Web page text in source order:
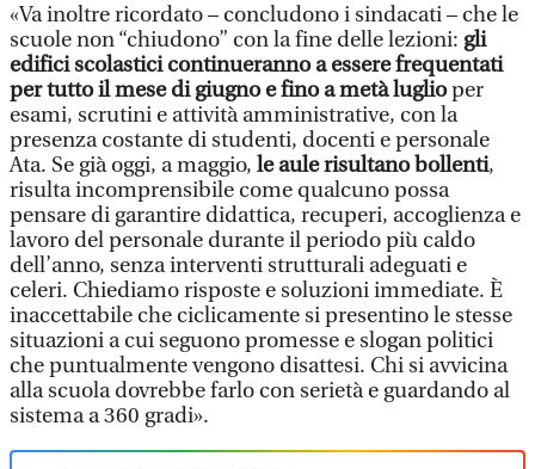
«Va inoltre ricordato – concludono i sindacati – che le
scuole non “chiudono” con la fine delle lezioni: gli
edifici scolastici continueranno a essere frequentati
per tutto il mese di giugno e fino a metà luglioper
esami, scrutini e attività amministrative, con la
presenza costante di studenti, docenti e personale
Ata. Se già oggi, a maggio, le aule risultano bollenti,
risulta incomprensibile come qualcuno possa
pensare di garantire didattica, recuperi, accoglienza e
lavoro del personale durante il periodo più caldo
dell’anno, senza interventi strutturali adeguati e
celeri. Chiediamo risposte e soluzioni immediate. È
inaccettabile che ciclicamente si presentino le stesse
situazioni a cui seguono promesse e slogan politici
che puntualmente vengono disattesi. Chi si avvicina
alla scuola dovrebbe farlo con serietà e guardando al
sistema a 360 gradi».